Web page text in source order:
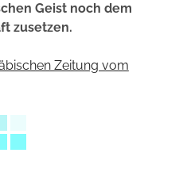
Geist noch dem
zusetzen.
Zeitung vom